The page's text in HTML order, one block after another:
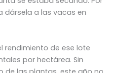
dársela a las vacas en
rendimiento de ese lote
por hectárea. Sin